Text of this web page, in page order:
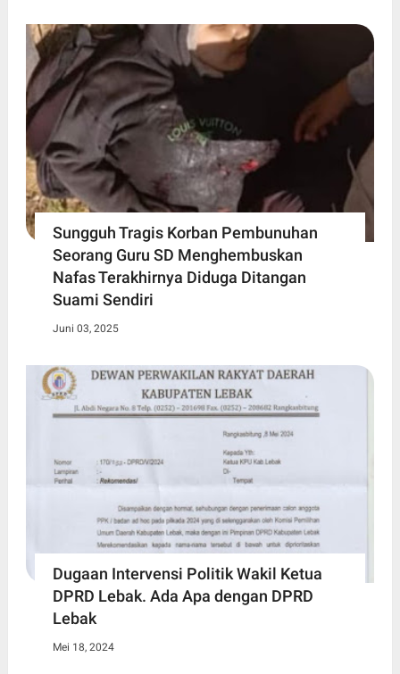
Sungguh Tragis Korban Pembunuhan
Seorang Guru SD Menghembuskan
Nafas Terakhirnya Diduga Ditangan
Suami Sendiri
Juni 03, 2025
Dugaan Intervensi Politik Wakil Ketua
DPRD Lebak. Ada Apa dengan DPRD
Lebak
Mei 18, 2024